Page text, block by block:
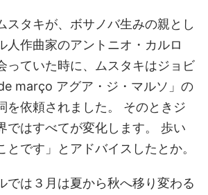
スタキが、ボサノバ生みの親とし
人作曲家のアントニオ・カルロ
っていた時に、ムスタキはジョビ
março アグア・ジ・マルソ」の
を依頼されました。 そのときジ
ではすべてが変化します。 歩い
とです」とアドバイスしたとか。
では３月は夏から秋へ移り変わる